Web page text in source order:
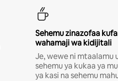
Sehemu zinazofaa
wahamaji wa kidijitali
Je, wewe ni mtaalamu
sehemu ya kukaa ya
ya kasi na sehemu